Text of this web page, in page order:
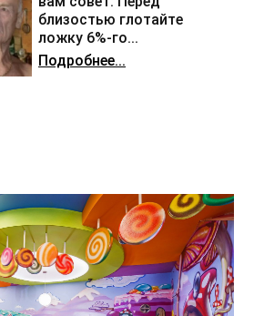
близостью глотайте
ложку 6%-го...
Подробнее...